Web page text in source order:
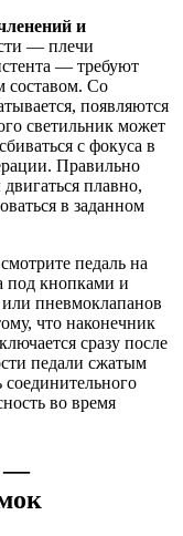
и
— плечи
— требуют
составом. Со
появляются
светильник может
с фокуса в
Правильно
плавно,
в заданном
педаль на
под кнопками и
или пневмоклапанов
что наконечник
сразу после
педали сжатым
соединительного
во время
—